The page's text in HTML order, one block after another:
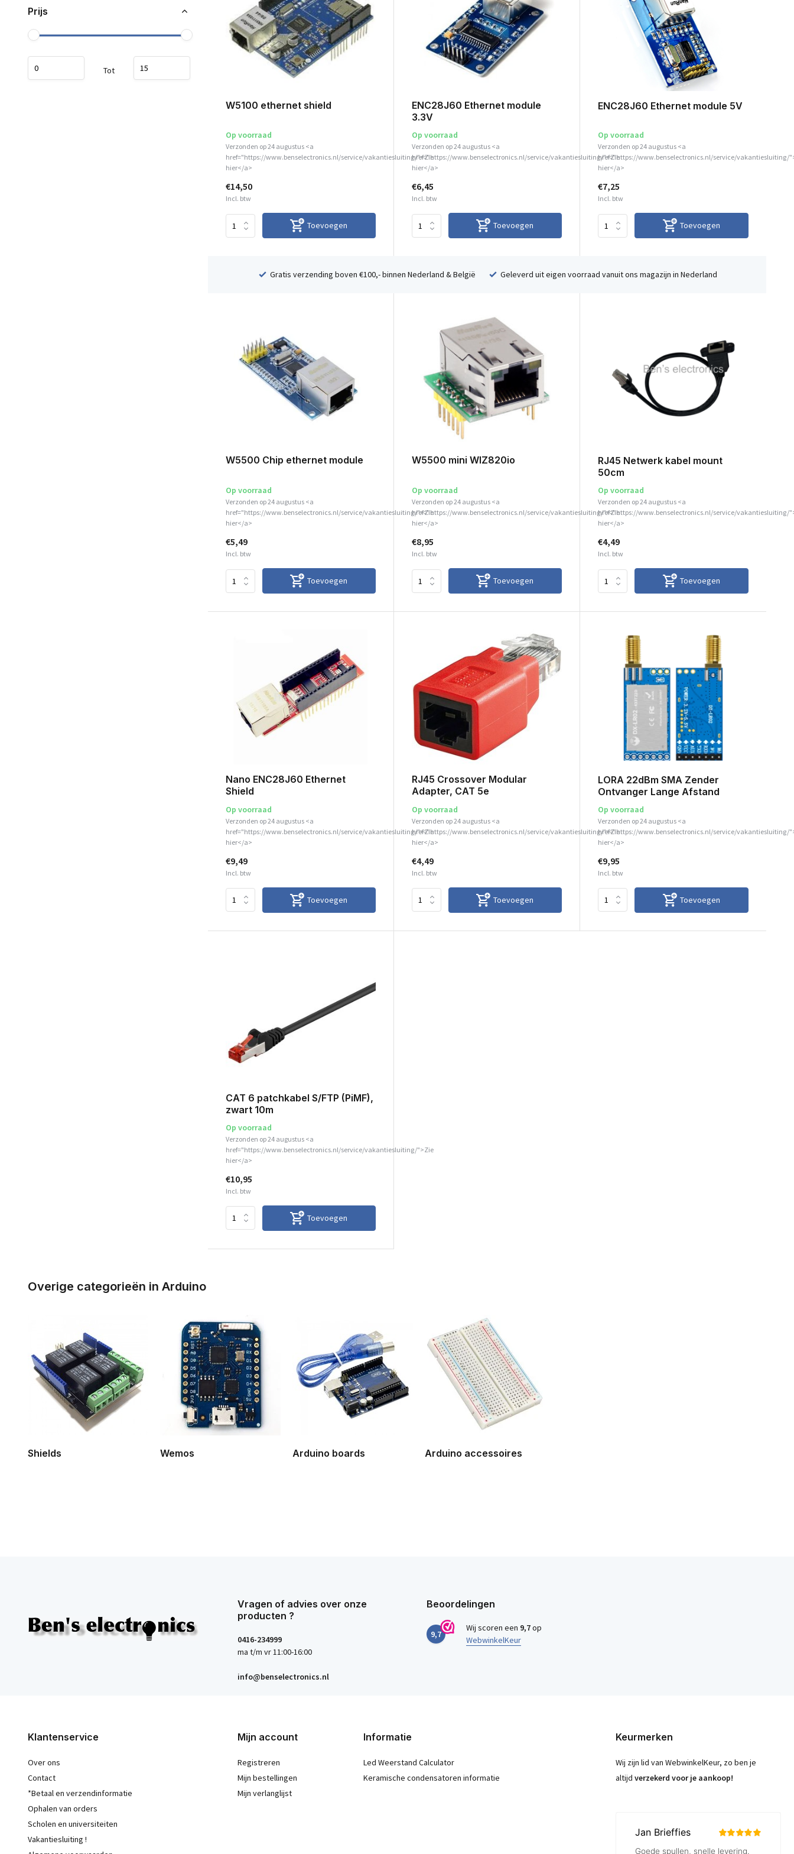
Prijs
Tot
W5100 ethernet shield
Op voorraad
Verzonden op 24 augustus <a
href="https://www.benselectronics.nl/service/vakantiesluiting/">Zie
hier</a>
€14,50
Incl. btw
Toevoegen
ENC28J60 Ethernet module
3.3V
Op voorraad
Verzonden op 24 augustus <a
href="https://www.benselectronics.nl/service/vakantiesluiting/">Zie
hier</a>
€6,45
Incl. btw
Toevoegen
ENC28J60 Ethernet module 5V
Op voorraad
Verzonden op 24 augustus <a
href="https://www.benselectronics.nl/service/vakantiesluiting/
hier</a>
€7,25
Incl. btw
Toevoegen
Gratis verzending boven €100,- binnen Nederland & België Geleverd uit eigen voorraad vanuit ons magazijn in Nederland
W5500 Chip ethernet module
Op voorraad
Verzonden op 24 augustus <a
href="https://www.benselectronics.nl/service/vakantiesluiting/">Zie
hier</a>
€5,49
Incl. btw
Toevoegen
W5500 mini WIZ820io
Op voorraad
Verzonden op 24 augustus <a
href="https://www.benselectronics.nl/service/vakantiesluiting/">Zie
hier</a>
€8,95
Incl. btw
Toevoegen
RJ45 Netwerk kabel mount
50cm
Op voorraad
Verzonden op 24 augustus <a
href="https://www.benselectronics.nl/service/vakantiesluiting/
hier</a>
€4,49
Incl. btw
Toevoegen
Nano ENC28J60 Ethernet
Shield
Op voorraad
Verzonden op 24 augustus <a
href="https://www.benselectronics.nl/service/vakantiesluiting/">Zie
hier</a>
€9,49
Incl. btw
Toevoegen
RJ45 Crossover Modular
Adapter, CAT 5e
Op voorraad
Verzonden op 24 augustus <a
href="https://www.benselectronics.nl/service/vakantiesluiting/">Zie
hier</a>
€4,49
Incl. btw
Toevoegen
LORA 22dBm SMA Zender
Ontvanger Lange Afstand
Op voorraad
Verzonden op 24 augustus <a
href="https://www.benselectronics.nl/service/vakantiesluiting/
hier</a>
€9,95
Incl. btw
Toevoegen
CAT 6 patchkabel S/FTP (PiMF),
zwart 10m
Op voorraad
Verzonden op 24 augustus <a
href="https://www.benselectronics.nl/service/vakantiesluiting/">Zie
hier</a>
€10,95
Incl. btw
Toevoegen
Overige categorieën in Arduino
Shields Wemos Arduino boards Arduino accessoires
Vragen of advies over onze
producten ?
0416-234999
ma t/m vr 11:00-16:00
info@benselectronics.nl
Beoordelingen
9,7
Wij scoren een 9,7op
WebwinkelKeur
Klantenservice
Over ons
Contact
*Betaal en verzendinformatie
Ophalen van orders
Scholen en universiteiten
Vakantiesluiting !
Mijn account
Registreren
Mijn bestellingen
Mijn verlanglijst
Informatie
Led Weerstand Calculator
Keramische condensatoren informatie
Keurmerken
Wij zijn lid van WebwinkelKeur, zo ben je
altijd verzekerd voor je aankoop!